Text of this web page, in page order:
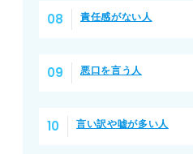
責任感がない人
悪口を言う人
言い訳や嘘が多い人